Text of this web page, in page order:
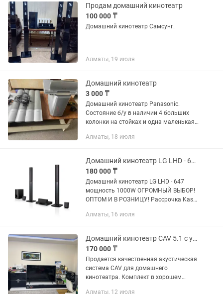
Продам домашний кинотеатр
100 000 ₸
Домашний кинотеатр Самсунг.
Алматы, 19 июля
Домашний кинотеатр
3 000 ₸
Домашний кинотеатр Panasonic.
Состояние б/у в наличии 4 больших
колонки на стойках и одна маленькая,
диски, включается, также есть буфер,
Алматы, 18 июля
Домашний кинотеатр LG LHD - 647. ОГРОМНЫЙ ВЫБОР, ОПТОМ И В РОЗНИЦУ
180 000 ₸
Домашний кинотеатр LG LHD - 647
мощность 1000W ОГРОМНЫЙ ВЫБОР!
ОПТОМ И В РОЗНИЦУ! Рассрочка Kaspi
Характеристика: Тип аудиосистемы 5.1
динамичный...
Алматы, 16 июля
Домашний кинотеатр CAV 5.1 с усилителем и акустикой
170 000 ₸
Продается качественная акустическая
система CAV для домашнего
кинотеатра. Комплект в хорошем
Алматы, 12 июля